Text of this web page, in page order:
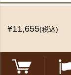
¥11,655(税込)
特定商取引法に基づ
個人情報の取扱
©2024